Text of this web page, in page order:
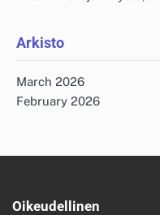
Arkisto
March 2026
February 2026
Oikeudellinen